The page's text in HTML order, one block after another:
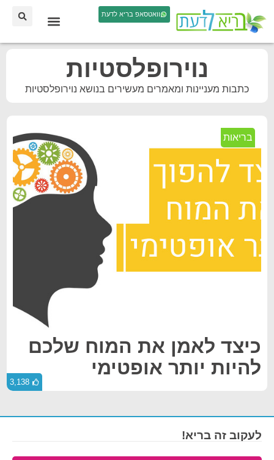
וואטסאפ בריא לדעת
נוירופלסטיות
כתבות מעניינות ומאמרים מעשירים בנושא נוירופלסטיות
בריאות
כיצד לאמן את המוח שלכם
להיות יותר אופטימי
3,138
לעקוב זה בריא!